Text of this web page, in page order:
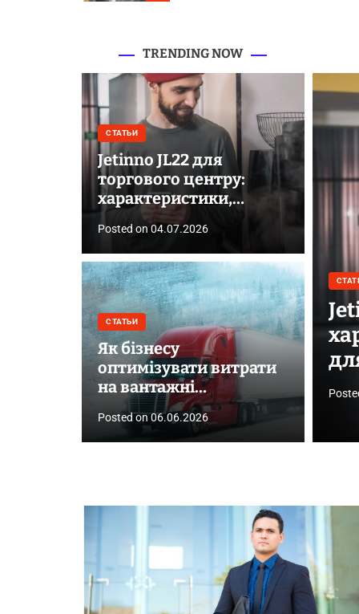
TRENDING NOW
СТАТЬИ
Jetinno JL22 для
торгового центру:
характеристики,
відгуки та можливості
для бізнесу
Posted on04.07.2026
СТАТЬИ
Як бізнесу
оптимізувати витрати
на вантажні
перевезення
Posted on06.06.2026